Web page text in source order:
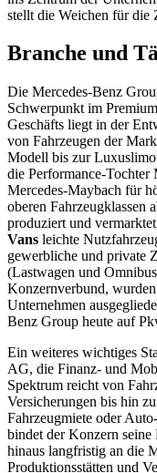
stellt die Weichen für
Branche und
Die Mercedes-Benz
Schwerpunkt im
Geschäfts liegt in der
von Fahrzeugen der
Modell bis zur
die Performance-
Mercedes-Maybach für
oberen Fahrzeugklassen
produziert und
Vans leichte
gewerbliche und private
(Lastwagen und
Konzernverbund,
Unternehmen
Benz Group heute auf
Ein weiteres wichtiges
AG, die Finanz- und
Spektrum reicht von
Versicherungen bis hin
Fahrzeugmiete oder
bindet der Konzern
hinaus langfristig an die
Produktionsstätten und